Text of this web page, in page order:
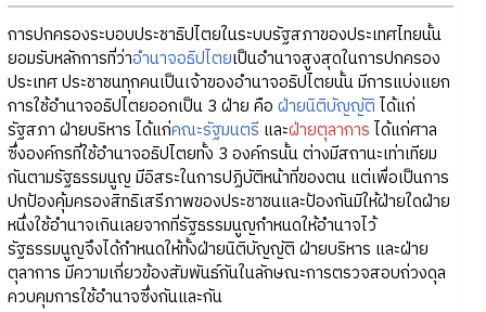
การปกครองระบอบประชาธิปไตยในระบบรัฐสภาของประเทศไทยนั้น
ยอมรับหลักการที่ว่าอำนาจอธิปไตยเป็นอำนาจสูงสุดในการปกครอง
ประเทศ ประชาชนทุกคนเป็นเจ้าของอำนาจอธิปไตยนั้น มีการแบ่งแยก
การใช้อำนาจอธิปไตยออกเป็น 3 ฝ่าย คือ ฝ่ายนิติบัญญัติ ได้แก่
รัฐสภา ฝ่ายบริหาร ได้แก่คณะรัฐมนตรี และฝ่ายตุลาการ ได้แก่ศาล
ซึ่งองค์กรที่ใช้อำนาจอธิปไตยทั้ง 3 องค์กรนั้น ต่างมีสถานะเท่าเทียม
กันตามรัฐธรรมนูญ มีอิสระในการปฏิบัติหน้าที่ของตน แต่เพื่อเป็นการ
ปกป้องคุ้มครองสิทธิเสรีภาพของประชาชนและป้องกันมิให้ฝ่ายใดฝ่าย
หนึ่งใช้อำนาจเกินเลยจากที่รัฐธรรมนูญกำหนดให้อำนาจไว้
รัฐธรรมนูญจึงได้กำหนดให้ทั้งฝ่ายนิติบัญญัติ ฝ่ายบริหาร และฝ่าย
ตุลาการ มีความเกี่ยวข้องสัมพันธ์กันในลักษณะการตรวจสอบถ่วงดุล
ควบคุมการใช้อำนาจซึ่งกันและกัน